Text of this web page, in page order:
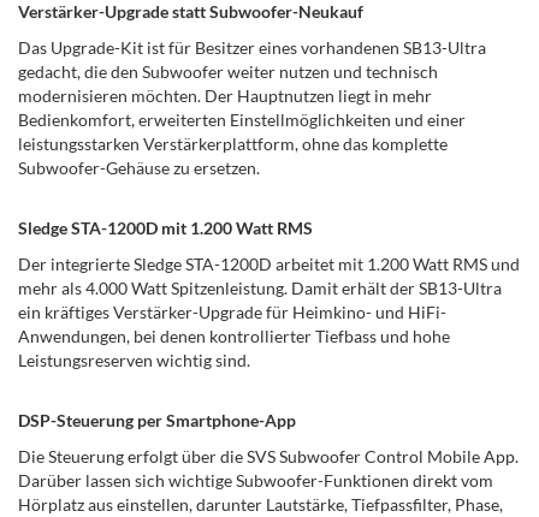
Verstärker-Upgrade statt Subwoofer-Neukauf
Das Upgrade-Kit ist für Besitzer eines vorhandenen SB13-Ultra
gedacht, die den Subwoofer weiter nutzen und technisch
modernisieren möchten. Der Hauptnutzen liegt in mehr
Bedienkomfort, erweiterten Einstellmöglichkeiten und einer
leistungsstarken Verstärkerplattform, ohne das komplette
Subwoofer-Gehäuse zu ersetzen.
Sledge STA-1200D mit 1.200 Watt RMS
Der integrierte Sledge STA-1200D arbeitet mit 1.200 Watt RMS und
mehr als 4.000 Watt Spitzenleistung. Damit erhält der SB13-Ultra
ein kräftiges Verstärker-Upgrade für Heimkino- und HiFi-
Anwendungen, bei denen kontrollierter Tiefbass und hohe
Leistungsreserven wichtig sind.
DSP-Steuerung per Smartphone-App
Die Steuerung erfolgt über die SVS Subwoofer Control Mobile App.
Darüber lassen sich wichtige Subwoofer-Funktionen direkt vom
Hörplatz aus einstellen, darunter Lautstärke, Tiefpassfilter, Phase,